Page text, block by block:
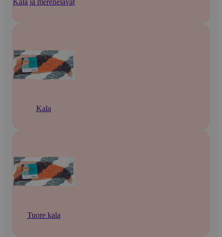
Kala
Tuore kala